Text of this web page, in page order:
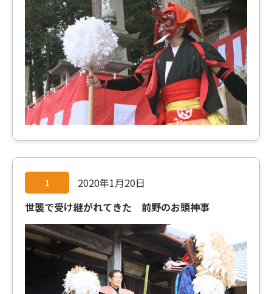
1
2020年1月20日
世襲で受け継がれてきた 前野のお頭神事